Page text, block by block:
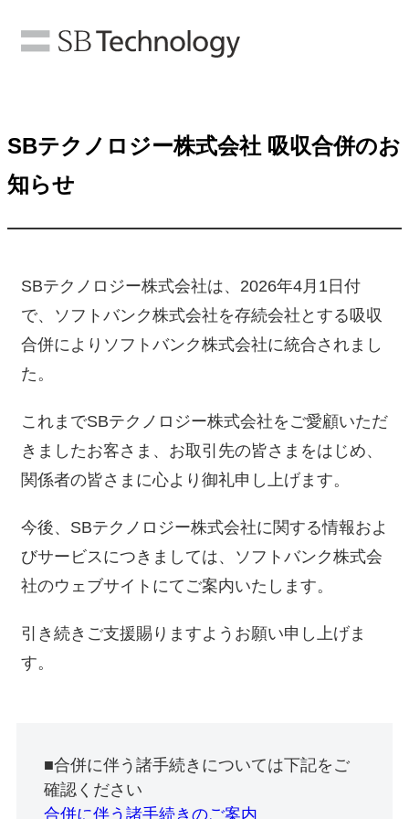
SBテクノロジー株式会社 吸収合併のお
知らせ
SBテクノロジー株式会社は、2026年4月1日付
で、ソフトバンク株式会社を存続会社とする吸収
合併によりソフトバンク株式会社に統合されまし
た。
これまでSBテクノロジー株式会社をご愛顧いただ
きましたお客さま、お取引先の皆さまをはじめ、
関係者の皆さまに心より御礼申し上げます。
今後、SBテクノロジー株式会社に関する情報およ
びサービスにつきましては、ソフトバンク株式会
社のウェブサイトにてご案内いたします。
引き続きご支援賜りますようお願い申し上げま
す。
■合併に伴う諸手続きについては下記をご
確認ください
合併に伴う諸手続きのご案内